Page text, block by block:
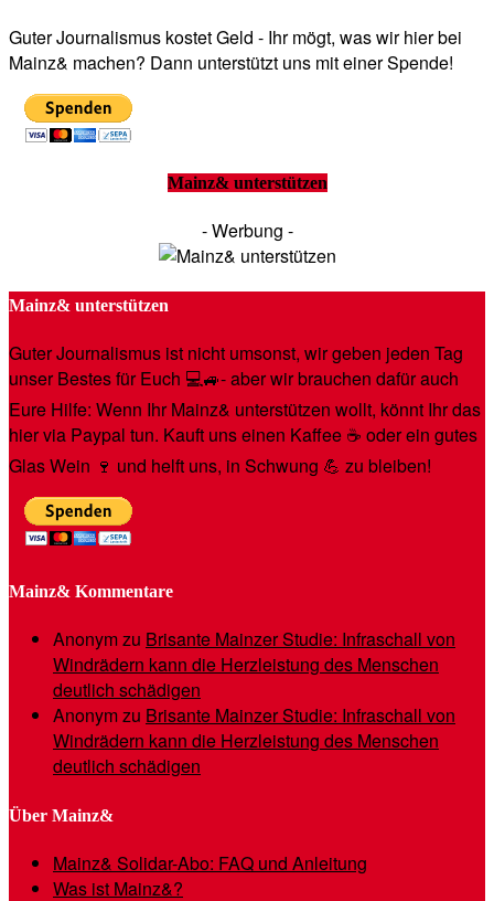
Guter Journalismus kostet Geld - Ihr mögt, was wir hier bei
Mainz& machen? Dann unterstützt uns mit einer Spende!
Mainz& unterstützen
- Werbung -
Mainz& unterstützen
Guter Journalismus ist nicht umsonst, wir geben jeden Tag
unser Bestes für Euch 💻🚙- aber wir brauchen dafür auch
Eure Hilfe: Wenn Ihr Mainz& unterstützen wollt, könnt Ihr das
hier via Paypal tun. Kauft uns einen Kaffee ☕️ oder ein gutes
Glas Wein 🍷 und helft uns, in Schwung 💪 zu bleiben!
Mainz& Kommentare
Anonymzu Brisante Mainzer Studie: Infraschall von
Windrädern kann die Herzleistung des Menschen
deutlich schädigen
Anonymzu Brisante Mainzer Studie: Infraschall von
Windrädern kann die Herzleistung des Menschen
deutlich schädigen
Über Mainz&
Mainz& Solidar-Abo: FAQ und Anleitung
Was ist Mainz&?